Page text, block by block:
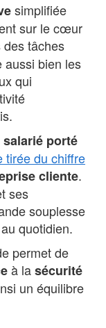
simplifiée
sur le cœur
tâches
aussi bien les
qui
salarié porté
tirée du chiffre
cliente.
ses
souplesse
quotidien.
permet de
à lasécurité
un équilibre